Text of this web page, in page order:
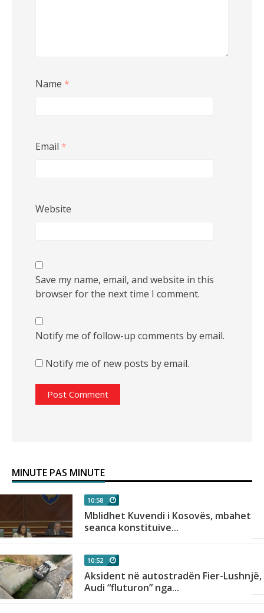
Name *
Email *
Website
Save my name, email, and website in this
browser for the next time I comment.
Notify me of follow-up comments by email.
Notify me of new posts by email.
MINUTE PAS MINUTE
10:58
Mblidhet Kuvendi i Kosovës, mbahet
seanca konstituive...
10:52
Aksident në autostradën Fier-Lushnjë,
Audi “fluturon” nga...